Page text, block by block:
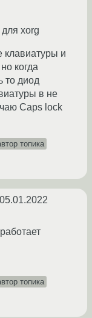
xorg
клавиатуры и
когда
то диод
в не
Caps lock
топика
05.01.2022
топика